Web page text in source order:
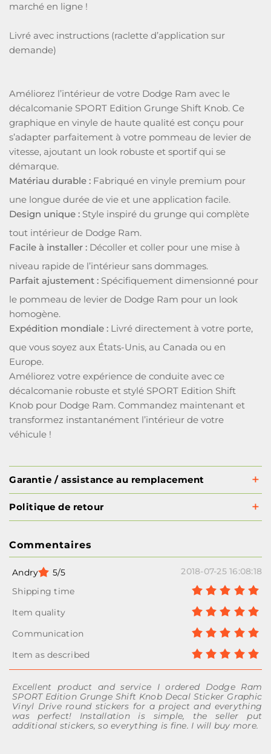
marché en ligne !
Livré avec instructions (raclette d’application sur
demande)
Améliorez l’intérieur de votre Dodge Ram avec le
décalcomanie SPORT Edition Grunge Shift Knob. Ce
graphique en vinyle de haute qualité est conçu pour
s’adapter parfaitement à votre pommeau de levier de
vitesse, ajoutant un look robuste et sportif qui se
démarque.
Matériau durable : Fabriqué en vinyle premium pour
une longue durée de vie et une application facile.
Design unique : Style inspiré du grunge qui complète
tout intérieur de Dodge Ram.
Facile à installer : Décoller et coller pour une mise à
niveau rapide de l’intérieur sans dommages.
Parfait ajustement : Spécifiquement dimensionné pour
le pommeau de levier de Dodge Ram pour un look
homogène.
Expédition mondiale : Livré directement à votre porte,
que vous soyez aux États-Unis, au Canada ou en
Europe.
Améliorez votre expérience de conduite avec ce
décalcomanie robuste et stylé SPORT Edition Shift
Knob pour Dodge Ram. Commandez maintenant et
transformez instantanément l’intérieur de votre
véhicule !
Garantie / assistance au remplacement
Politique de retour
Commentaires
Andry 5/5 2018-07-25 16:08:18
Excellent product and service I ordered Dodge Ram
SPORT Edition Grunge Shift Knob Decal Sticker Graphic
Vinyl Drive round stickers for a project and everything
was perfect! Installation is simple, the seller put
additional stickers, so everything is fine. I will buy more.